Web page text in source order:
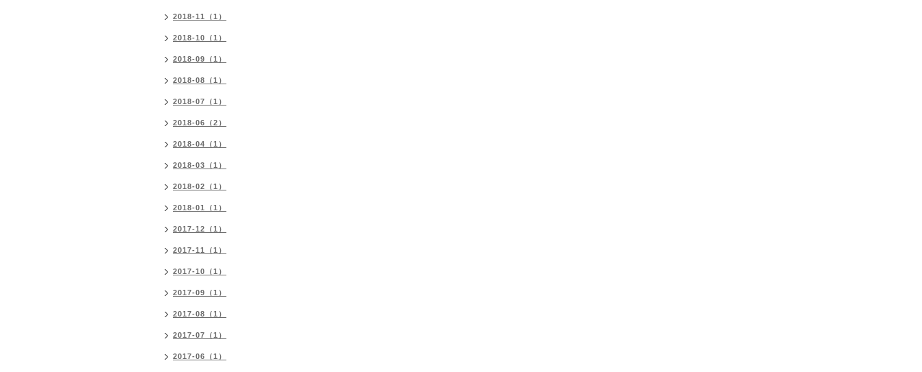
2018-11（1）
2018-10（1）
2018-09（1）
2018-08（1）
2018-07（1）
2018-06（2）
2018-04（1）
2018-03（1）
2018-02（1）
2018-01（1）
2017-12（1）
2017-11（1）
2017-10（1）
2017-09（1）
2017-08（1）
2017-07（1）
2017-06（1）